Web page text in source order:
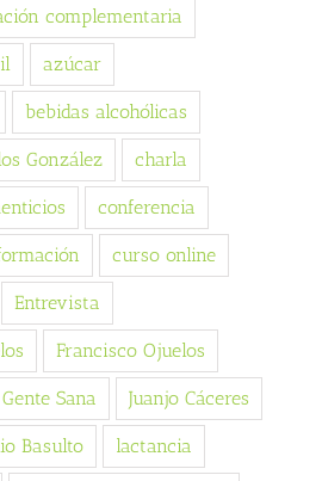
complementaria
azúcar
bebidas alcohólicas
González charla
conferencia
curso online
Entrevista
Francisco Ojuelos
Gente Sana Juanjo Cáceres
Basulto lactancia